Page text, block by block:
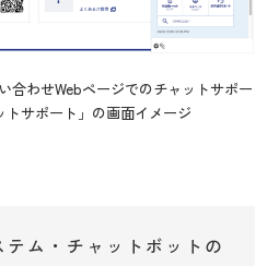
わせWebページでのチャットサポー
トサポート」の画面イメージ
テム・チャットボットの